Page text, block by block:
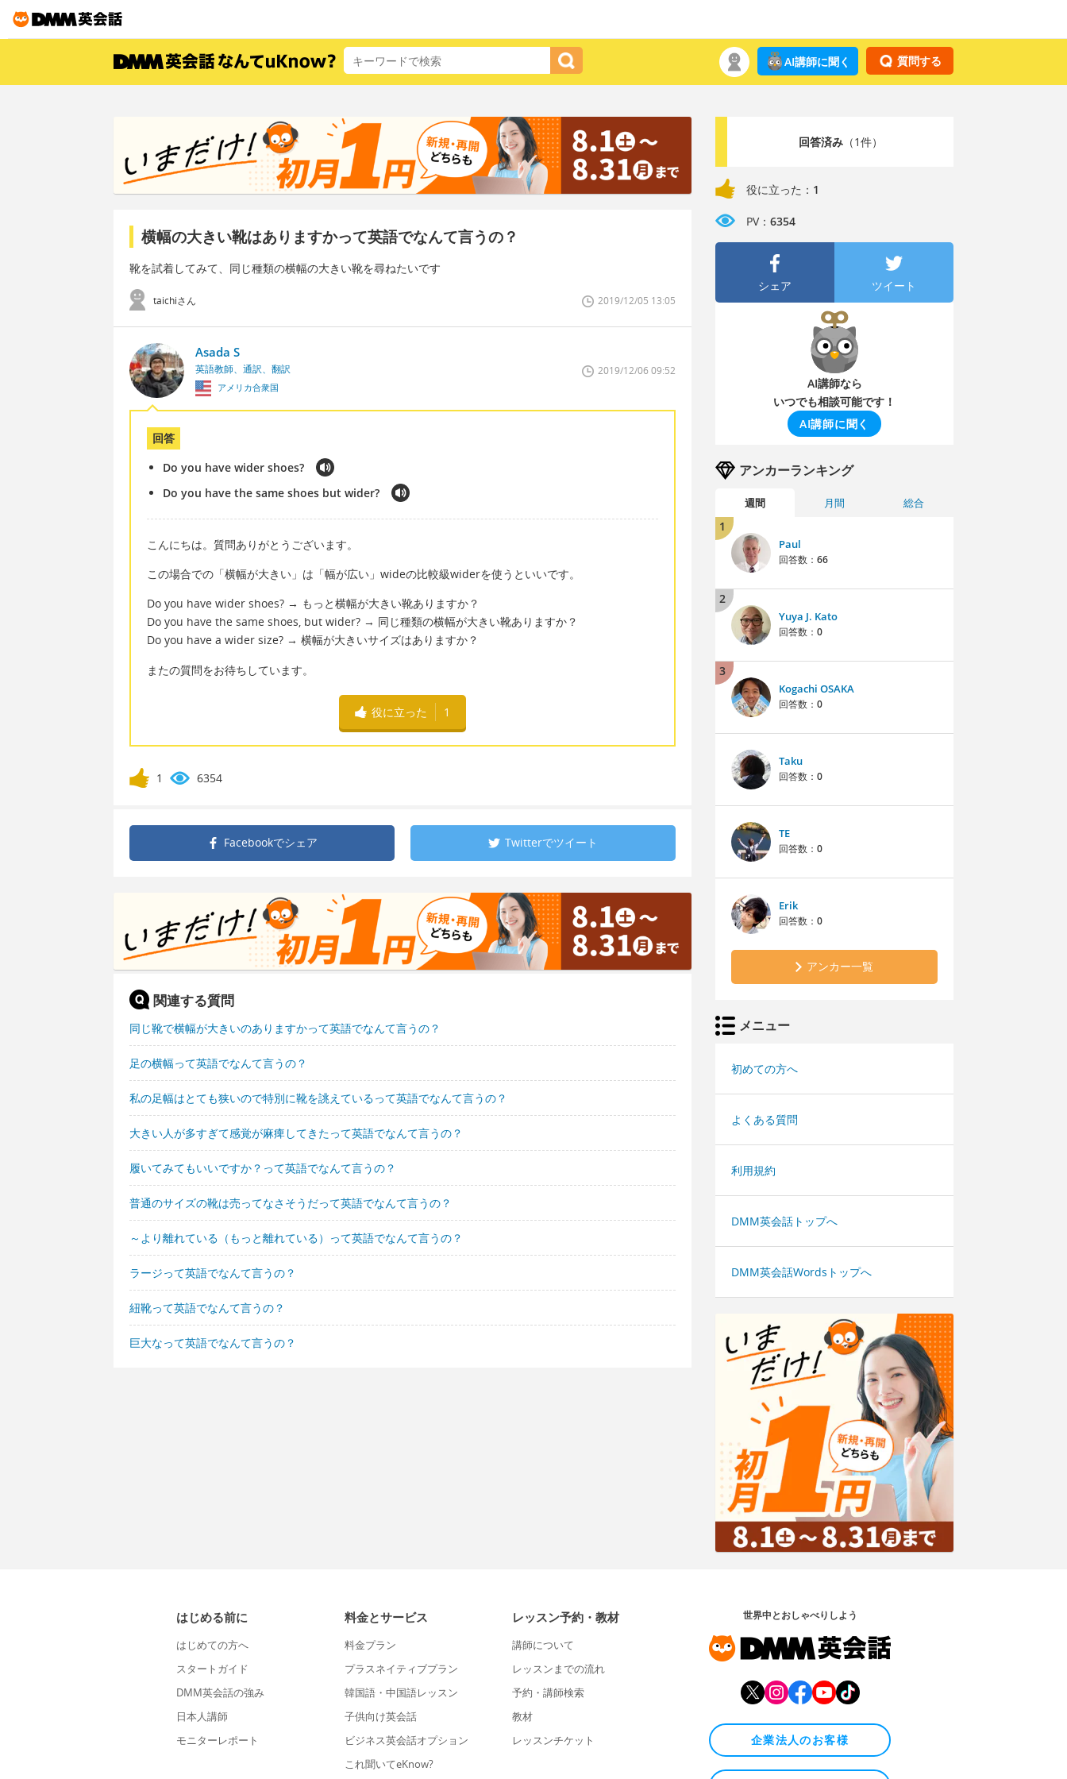
質問する
AI講師に聞く
横幅の大きい靴はありますかって英語でなんて言うの？
靴を試着してみて、同じ種類の横幅の大きい靴を尋ねたいです
taichiさん 2019/12/05 13:05
Asada S
英語教師、通訳、翻訳
アメリカ合衆国
2019/12/06 09:52
回答
Do you have wider shoes?
Do you have the same shoes but wider?
こんにちは。質問ありがとうございます。
この場合での「横幅が大きい」は「幅が広い」wideの比較級widerを使うといいです。
Do you have wider shoes? → もっと横幅が大きい靴ありますか？
Do you have the same shoes, but wider? → 同じ種類の横幅が大きい靴ありますか？
Do you have a wider size? → 横幅が大きいサイズはありますか？
またの質問をお待ちしています。
役に立った 1
1 6354
Facebookでシェア Twitterでツイート
関連する質問
同じ靴で横幅が大きいのありますかって英語でなんて言うの？
足の横幅って英語でなんて言うの？
私の足幅はとても狭いので特別に靴を誂えているって英語でなんて言うの？
大きい人が多すぎて感覚が麻痺してきたって英語でなんて言うの？
履いてみてもいいですか？って英語でなんて言うの？
普通のサイズの靴は売ってなさそうだって英語でなんて言うの？
～より離れている（もっと離れている）って英語でなんて言うの？
ラージって英語でなんて言うの？
紐靴って英語でなんて言うの？
巨大なって英語でなんて言うの？
回答済み（1件）
役に立った： 1
PV： 6354
シェア ツイート
AI講師なら
いつでも相談可能です！
AI講師に聞く
アンカーランキング
週間 月間 総合
1
Paul
回答数： 66
2
Yuya J. Kato
回答数： 0
3
Kogachi OSAKA
回答数： 0
Taku
回答数： 0
TE
回答数： 0
Erik
回答数： 0
アンカー一覧
メニュー
初めての方へ
よくある質問
利用規約
DMM英会話トップへ
DMM英会話Wordsトップへ
はじめる前に
はじめての方へ
スタートガイド
DMM英会話の強み
日本人講師
モニターレポート
料金とサービス
料金プラン
プラスネイティブプラン
韓国語・中国語レッスン
子供向け英会話
ビジネス英会話オプション
これ聞いてeKnow?
レッスン予約・教材
講師について
レッスンまでの流れ
予約・講師検索
教材
レッスンチケット
世界中とおしゃべりしよう
企業法人のお客様